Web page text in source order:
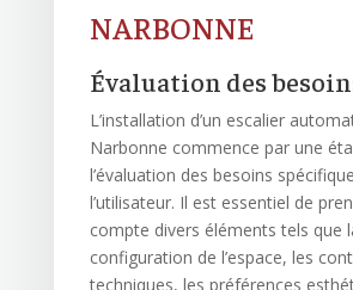
NARBONNE
Évaluation des
L’installation d’un escalier
Narbonne commence par une
l’évaluation des besoins
l’utilisateur. Il est essentiel de
compte divers éléments tels que
configuration de l’espace, les
techniques, les préférences